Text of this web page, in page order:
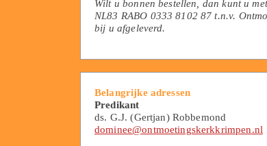
Wilt u bonnen bestellen, dan kunt u
NL83 RABO 0333 8102 87 t.n.v.
bij u afgeleverd.
Belangrijke adressen
Predikant
ds. G.J. (Gertjan) Robbemond
dominee@ontmoetingskerkkrimpen.nl